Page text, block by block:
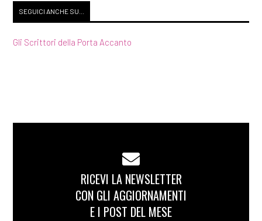
SEGUICI ANCHE SU...
Gli Scrittori della Porta Accanto
RICEVI LA NEWSLETTER
CON GLI AGGIORNAMENTI
E I POST DEL MESE